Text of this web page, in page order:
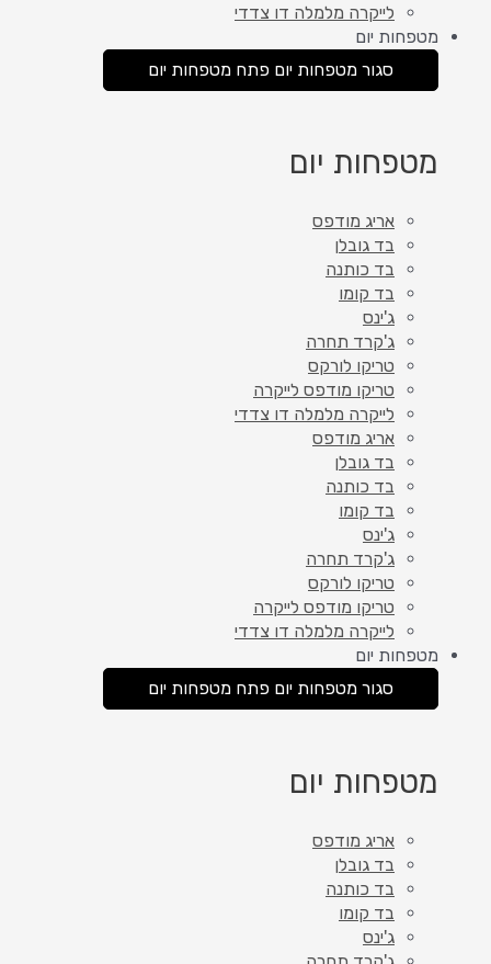
לייקרה מלמלה דו צדדי
מטפחות יום
סגור מטפחות יום פתח מטפחות יום
מטפחות יום
אריג מודפס
בד גובלן
בד כותנה
בד קומו
ג'ינס
ג'קרד תחרה
טריקו לורקס
טריקו מודפס לייקרה
לייקרה מלמלה דו צדדי
אריג מודפס
בד גובלן
בד כותנה
בד קומו
ג'ינס
ג'קרד תחרה
טריקו לורקס
טריקו מודפס לייקרה
לייקרה מלמלה דו צדדי
מטפחות יום
סגור מטפחות יום פתח מטפחות יום
מטפחות יום
אריג מודפס
בד גובלן
בד כותנה
בד קומו
ג'ינס